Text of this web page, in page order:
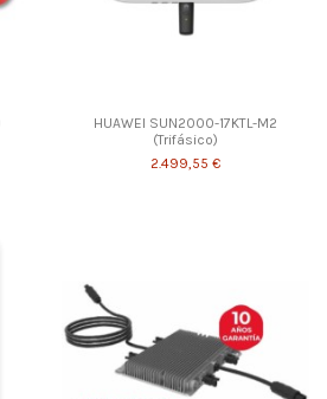
HUAWEI SUN2000-17KTL-M2
(Trifásico)
2.499,55 €